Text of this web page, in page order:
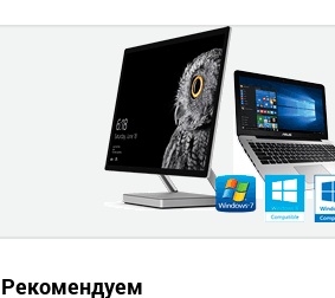
Рекомендуем